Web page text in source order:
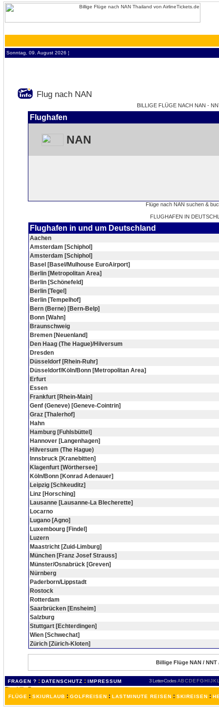
Sonntag, 09. August 2026 ¦
Flug nach NAN
BILLIGE FLÜGE NACH NAN -
Flughafen
NAN
FLUGHAFEN IN
Flughafen in und um Deutschland
Aachen
Amsterdam [Schiphol]
Amsterdam [Schiphol]
Basel [Basel/Mulhouse EuroAirport]
Berlin [Metropolitan Area]
Berlin [Schönefeld]
Berlin [Tegel]
Berlin [Tempelhof]
Bern (Berne) [Bern-Belp]
Bonn [Wahn]
Braunschweig
Bremen [Neuenland]
Den Haag (The Hague)/Hilversum
Dresden
Düsseldorf [Rhein-Ruhr]
Düsseldorf/Köln/Bonn [Metropolitan Area]
Erfurt
Essen
Frankfurt [Rhein-Main]
Genf (Geneve) [Geneve-Cointrin]
Graz [Thalerhof]
Hahn
Hamburg [Fuhlsbüttel]
Hannover [Langenhagen]
Hilversum (The Hague)
Innsbruck [Kranebitten]
Klagenfurt [Wörthersee]
Köln/Bonn [Konrad Adenauer]
Leipzig [Schkeuditz]
Linz [Horsching]
Lausanne [Lausanne-La Blecherette]
Locarno
Lugano [Agno]
Luxembourg [Findel]
Luzern
Maastricht [Zuid-Limburg]
München [Franz Josef Strauss]
Münster/Osnabrück [Greven]
Nürnberg
Paderborn/Lippstadt
Rostock
Rotterdam
Saarbrücken [Ensheim]
Salzburg
Stuttgart [Echterdingen]
Wien [Schwechat]
Zürich [Zürich-Kloten]
Billige Flüge NAN /
FRAGEN ? : DATENSCHUTZ : IMPRESSUM 3 Letter-Codes ABCDEFGH IJKL
FLÜGE : SKIURLAUB : GOLFREISEN : LASTMINUTE REISEN : SKIREISEN :